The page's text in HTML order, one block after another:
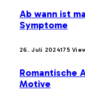
Ab wann ist
Symptome
26. Juli 2024175
Romantische
Motive